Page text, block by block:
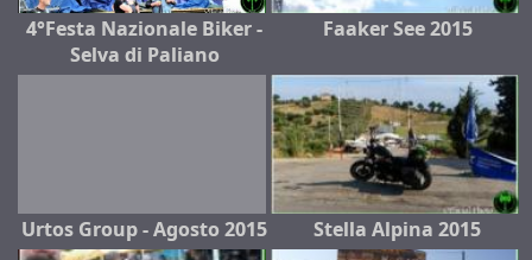
4°Festa Nazionale Biker -
Selva di Paliano
Faaker See 2015
Urtos Group - Agosto 2015 Stella Alpina 2015